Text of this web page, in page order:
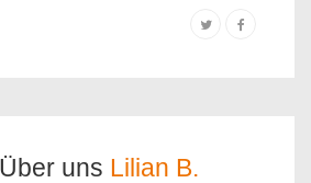
Über uns Lilian B.